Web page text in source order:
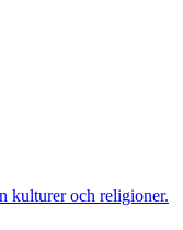
kulturer och religioner.